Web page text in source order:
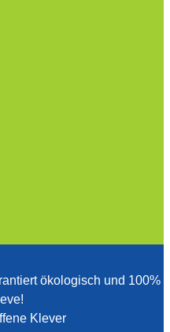
ökologisch und 100%
Klever